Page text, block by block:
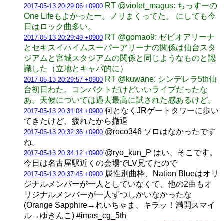
2017-05-13 20:29:06 +0900 RT @violet_magus: ちっすーの
One Lifeもよかったー。ノリまくってた。 にしても今
日はロック曲多い。
2017-05-13 20:29:49 +0900 RT @gomao9: ゼビオアリーナ
とセキスイハイムスーパーアリーナの関係は仙台スタ
ジアムと宮城スタジアムの関係と同じようなものと認
識した（立地とキャパ的に）
2017-05-13 20:29:57 +0900 RT @kuwane: シンデレラ5th仙
台初日わた。コンパクトだけどいいライブだったな
あ。天候については過去最高に試された感あるけど。
2017-05-13 20:31:04 +0900 何となくJRゲートタワーに歩い
てきたけど、疲れたから撤退
2017-05-13 20:32:36 +0900 @roco346 ソロはなかったです
ね。
2017-05-13 20:34:12 +0900 @ryo_kun_P はい、そこです。
今日は名古屋駅近くの会場でLV見てたので
2017-05-13 20:37:45 +0900 属性別曲枠、Nation Blueはオリ
ジナルメンバーが一人としていなくて、他の2曲もオ
リジナルメンバーが一人ずつしかいなかったな
(Orange Sapphire→れいちゃま、キラッ！満開スマイ
ル→ゆきんこ) #imas_cg_5th